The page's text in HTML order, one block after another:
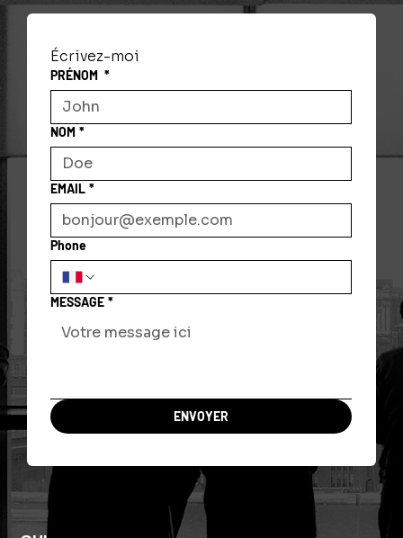
Écrivez-moi
PRÉNOM *
NOM *
EMAIL *
Phone
MESSAGE *
ENVOYER